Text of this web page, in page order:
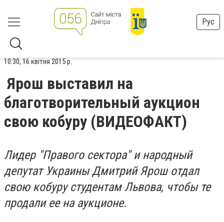
Рус
10:30, 16 квітня 2015 р.
Ярош выставил на
благотворительный аукцион
свою кобуру (ВИДЕОФАКТ)
Лидер "Правого сектора" и народный
депутат Украины Дмитрий Ярош отдал
свою кобуру студентам Львова, чтобы те
продали ее на аукционе.